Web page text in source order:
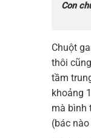
Con
Chuột
thôi
tầm
khoảng
mà bình
(bác